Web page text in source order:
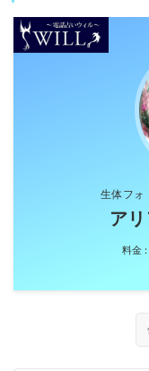
生体フォ
ア
料金：